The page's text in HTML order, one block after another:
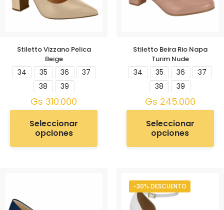
Stiletto Vizzano Pelica
Beige
34 35 36
37
38
39
Gs 310.000
Seleccionar
opciones
Stiletto Beira Rio Napa
Turim Nude
34 35 36
37
38
39
Gs 245.000
Seleccionar
opciones
-30% DESCUENTO